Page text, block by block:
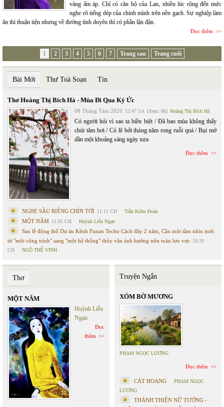
vàng ấm áp. Chỉ có căn hộ của Lan, nhiều lúc rộng đến mức
nghe rõ tiếng dép của chính mình trên nền gạch. Sự nghiệp làm
ăn thì thuận tiện nhưng về đường tình duyên thì có phần lận đận.
Đọc thêm
1 2 3 4 5 6 7 Trang sau Trang cuối
Bài Mới Thư Toà Soạn Tin
Thơ Hoàng Thị Bích Hà - Mùa Đi Qua Ký Ức
08 Tháng Tám 2026 12:47 SA (Xem: 88) Hoàng Thị Bích Hà
Có người hỏi vì sao ta biền biệt / Đã bao mùa không thấy
chút tăm hơi / Có lẽ bởi tháng năm rong ruỗi quá / Bụi mờ
dần một khoảng sáng ngày xưa
Đọc thêm
NGHE SẦU RIÊNG CHÍN TỚI 11:11 CH Trần Kiêm Đoàn
MỘT NĂM 11:05 CH Huỳnh Liễu Ngạn
Sau lễ động thổ Dự án Kênh Funan Techo Cách đây 2 năm, Cần một tầm nhìn mới:
từ "một công trình" sang "một hệ thống" thủy văn ảnh hưởng trên toàn lưu vực 10:29
CH
NGÔ THẾ VINH
Thơ
MỘT NĂM
Huỳnh Liễu
Ngạn
Đọc
thêm
Truyện Ngắn
XÓM BỜ MƯƠNG
PHẠM NGỌC LƯƠNG
Đọc thêm
CÁT HOANG
PHẠM NGỌC
LƯƠNG
THÁNH THIÊN NỮ TƯỚNG -